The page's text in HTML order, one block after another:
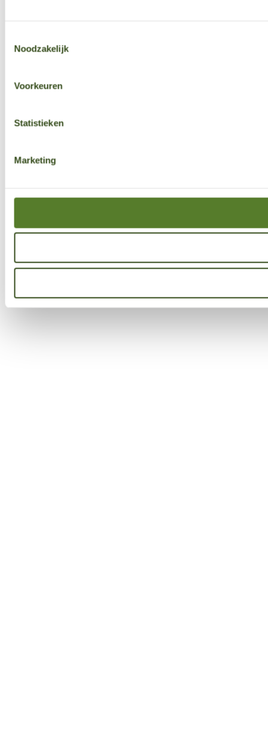
Noodzakelijk
Voorkeuren
Statistieken
Marketing